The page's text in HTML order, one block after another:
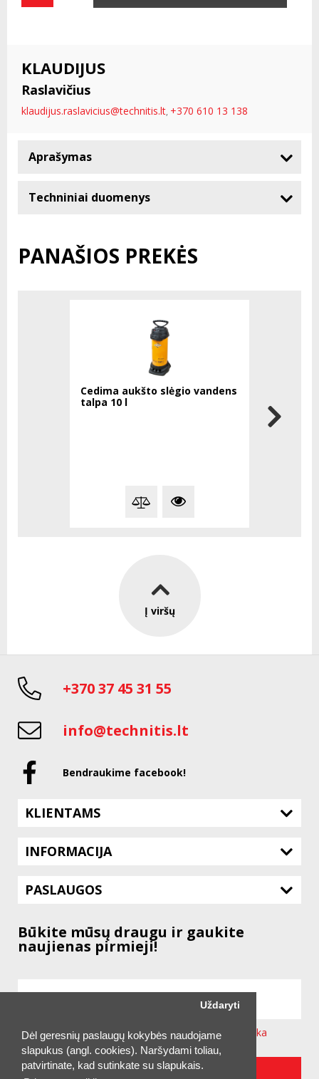
Dėl geresnių paslaugų kokybės naudojame
slapukus (angl. cookies). Naršydami toliau,
patvirtinate, kad sutinkate su slapukais.
Uždaryti
KLAUDIJUS
Raslavičius
klaudijus.raslavicius@technitis.lt, +370 610 13 138
Aprašymas
Techniniai duomenys
PANAŠIOS PREKĖS
Cedima aukšto slėgio vandens
talpa 10 l
disku ir
Į viršų
+370 37 45 31 55
info@technitis.lt
Bendraukime facebook!
KLIENTAMS
INFORMACIJA
PASLAUGOS
Būkite mūsų draugu ir gaukite
naujienas pirmieji!
Sutinku su svetainėje taikomaPrivatumo Politika